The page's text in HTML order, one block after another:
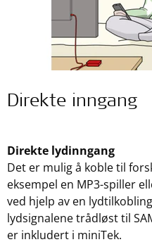
Direkte inngang
Direkte lydinngang
Det er mulig å koble til
eksempel en MP3-spiller
ved hjelp av en
lydsignalene trådløst til
er inkludert i miniTek.